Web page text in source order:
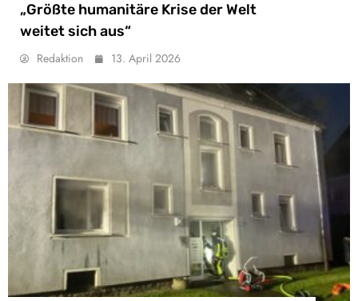
„Größte humanitäre Krise der Welt
weitet sich aus“
Redaktion 13. April 2026